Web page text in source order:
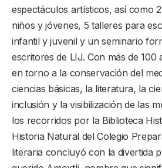
espectáculos artísticos, así como
niños y jóvenes, 5 talleres para
infantil y juvenil y un seminario
escritores de LIJ. Con más de 100
en torno a la conservación del
ciencias básicas, la literatura, la
inclusión y la visibilización de las
los recorridos por la Biblioteca
Historia Natural del Colegio
literaria concluyó con la divertida